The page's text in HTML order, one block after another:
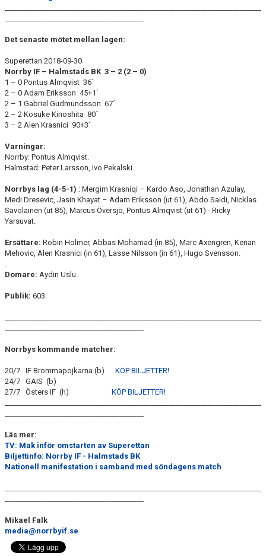
Det senaste mötet mellan lagen:
Superettan 2018-09-30
Norrby IF – Halmstads BK 3 – 2 (2 – 0)
1 – 0 Pontus Almqvist 36´
2 – 0 Adam Eriksson 45+1´
2 – 1 Gabriel Gudmundsson 67´
2 – 2 Kosuke Kinoshita 80´
3 – 2 Alen Krasnici 90+3´
Varningar:
Norrby: Pontus Almqvist.
Halmstad: Peter Larsson, Ivo Pekalski.
Norrbys lag (4-5-1) : Mergim Krasniqi – Kardo Aso, Jonathan Azulay,
Medi Dresevic, Jasin Khayat – Adam Eriksson (ut 61), Abdo Saidi, Nicklas
Savolainen (ut 85), Marcus Översjö, Pontus Almqvist (ut 61) - Ricky
Yarsuvat.
Ersättare: Robin Holmer, Abbas Mohamad (in 85), Marc Axengren, Kenan
Mehovic, Alen Krasnici (in 61), Lasse Nilsson (in 61), Hugo Svensson.
Domare: Aydin Uslu.
Publik: 603.
Norrbys kommande matcher:
20/7 IF Brommapojkarna (b) KÖP BILJETTER!
24/7 GAIS (b)
27/7 Östers IF (h) KÖP BILJETTER!
Läs mer:
TV: Mak inför omstarten av Superettan
Biljettinfo: Norrby IF - Halmstads BK
Nationell manifestation i samband med söndagens match
Mikael Falk
media@norrbyif.se